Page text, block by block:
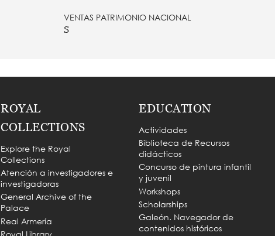
VENTAS PATRIMONIO NACIONAL
S
ROYAL
COLLECTIONS
Explore the Royal
Collections
Atención a investigadores e
investigadoras
General Archive of the
Palace
Real Armería
EDUCATION
Actividades
Biblioteca de Recursos
didácticos
Concurso de pintura infantil
y juvenil
Workshops
Scholarships
Galeón. Navegador de
contenidos históricos